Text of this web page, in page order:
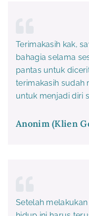
Terimakasih kak,
bahagia selama
pantas untuk
terimakasih sudah
untuk menjadi diri
Anonim (Klien
Setelah